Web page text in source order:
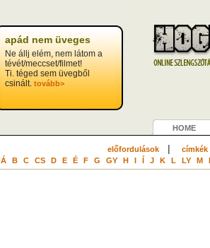
apád nem üveges
Ne állj elém, nem látom a
tévét/meccset/filmet!
Ti. téged sem üvegből
csinált. tovább>
HOME
előfordulások| címkék
Á B C CS D E É F G GY H I Í J K L LY M